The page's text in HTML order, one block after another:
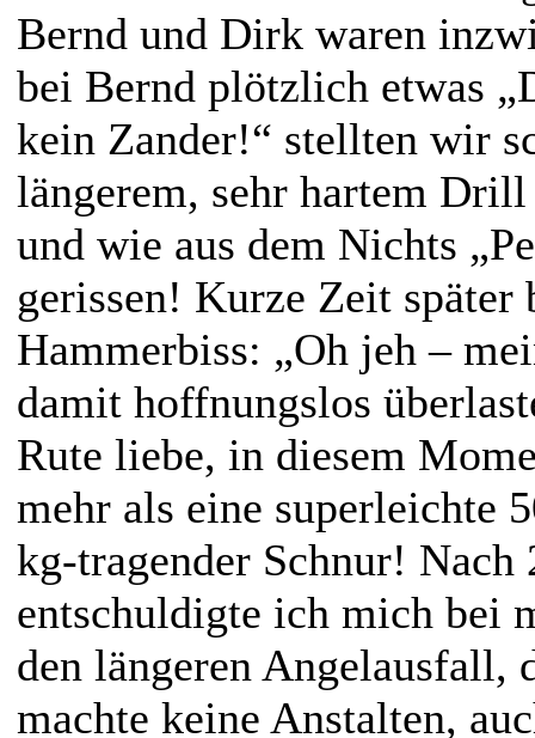
Bernd und Dirk waren
bei Bernd plötzlich etwas
kein Zander!“ stellten wir
längerem, sehr hartem
und wie aus dem Nichts
gerissen! Kurze Zeit später
Hammerbiss: „Oh jeh –
damit hoffnungslos
Rute liebe, in diesem
mehr als eine superleichte
kg-tragender Schnur! Nach
entschuldigte ich mich bei
den längeren Angelausfall,
machte keine Anstalten,